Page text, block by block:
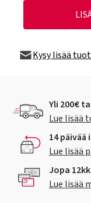
Kysy lisää
Yli 200€
Lue lisää
14
Lue lisää
Jopa
Lue lisää